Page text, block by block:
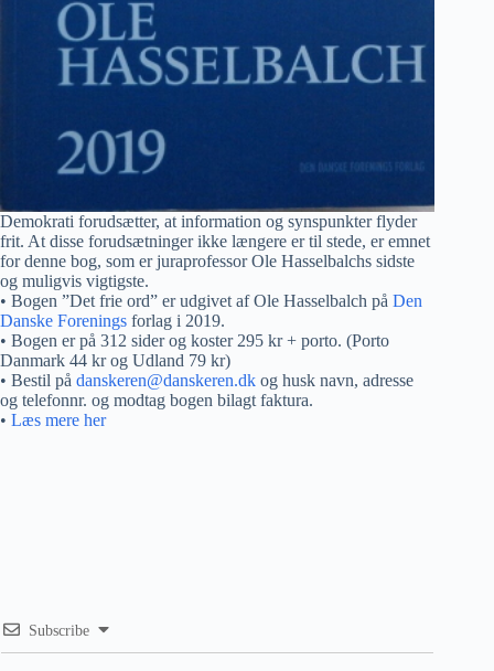
Demokrati forudsætter, at information og synspunkter flyder
frit. At disse forudsætninger ikke længere er til stede, er emnet
for denne bog, som er juraprofessor Ole Hasselbalchs sidste
og muligvis vigtigste.
• Bogen ”Det frie ord” er udgivet af Ole Hasselbalch på Den
Danske Forenings forlag i 2019.
• Bogen er på 312 sider og koster 295 kr + porto. (Porto
Danmark 44 kr og Udland 79 kr)
• Bestil på danskeren@danskeren.dk og husk navn, adresse
og telefonnr. og modtag bogen bilagt faktura.
• Læs mere her
Subscribe